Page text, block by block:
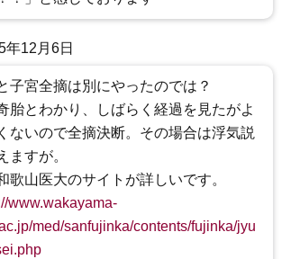
年12月6日
子宮全摘は別にやったのでは？
胎とわかり、しばらく経過を見たがよ
ないので全摘決断。その場合は浮気説
ますが。
歌山医大のサイトが詳しいです。
www.wakayama-
med/sanfujinka/contents/fujinka/jyu